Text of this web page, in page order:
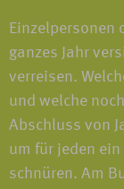
Einzelpersonen
ganzes Jahr
verreisen.
und welche
Abschluss von
um für jeden
schnüren. Am